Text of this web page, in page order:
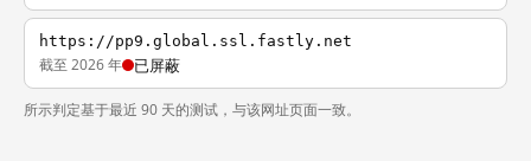
https://pp9.global.ssl.fastly.net
截至 2026 年 已屏蔽
所示判定基于最近 90 天的测试，与该网址页面一致。